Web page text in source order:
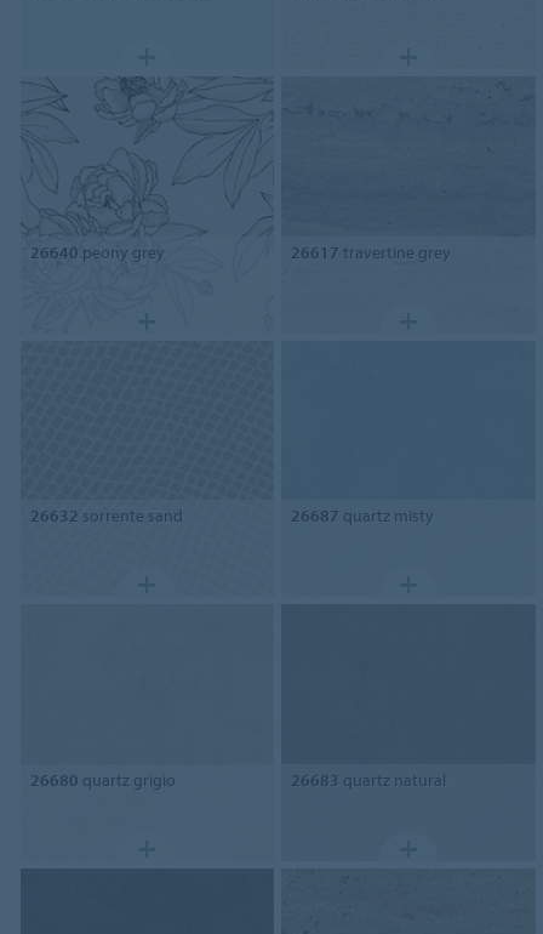
26640 peony grey 26617 travertine grey
26632 sorrente sand 26687 quartz misty
26680 quartz grigio 26683 quartz natural